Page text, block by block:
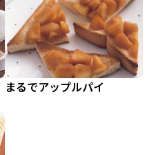
まるでアップルパイ